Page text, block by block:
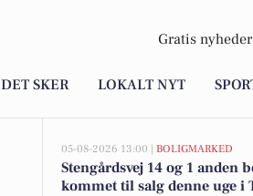
Gratis
DET SKER LOKALT NYT
05-08-2026 13:00 | BOLIGMARKED
Stengårdsvej 14 og 1 anden
kommet til salg denne uge i